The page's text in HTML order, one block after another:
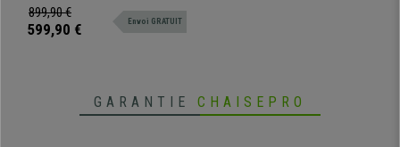
ajustable, support lombaire et
accoudoirs réglables en hauteur.
899,90 €
599,90 € Envoi GRATUIT
GARANTIE CHAISEPRO